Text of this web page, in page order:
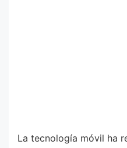
La tecnología móvil ha